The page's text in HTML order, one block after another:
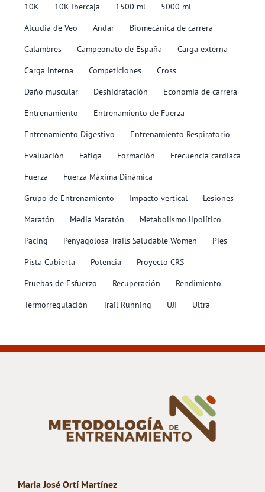
10K 10K Ibercaja 1500 ml
5000 ml
Alcudia de Veo
Andar
Biomecánica de carrera
Calambres
Campeonato de España
Carga externa
Carga interna
Competiciones
Cross
Daño muscular
Deshidratación
Economia de carrera
Entrenamiento
Entrenamiento de Fuerza
Entrenamiento Digestivo
Entrenamiento Respiratorio
Evaluación
Fatiga Formación
Frecuencia cardiaca
Fuerza
Fuerza Máxima Dinámica
Grupo de Entrenamiento
Impacto vertical
Lesiones
Maratón
Media Maratón
Metabolismo lipolítico
Pacing
Penyagolosa Trails Saludable Women
Pies
Pista Cubierta
Potencia
Proyecto CRS
Pruebas de Esfuerzo
Recuperación
Rendimiento
Termorregulación
Trail Running UJI Ultra
Maria José Ortí Martínez